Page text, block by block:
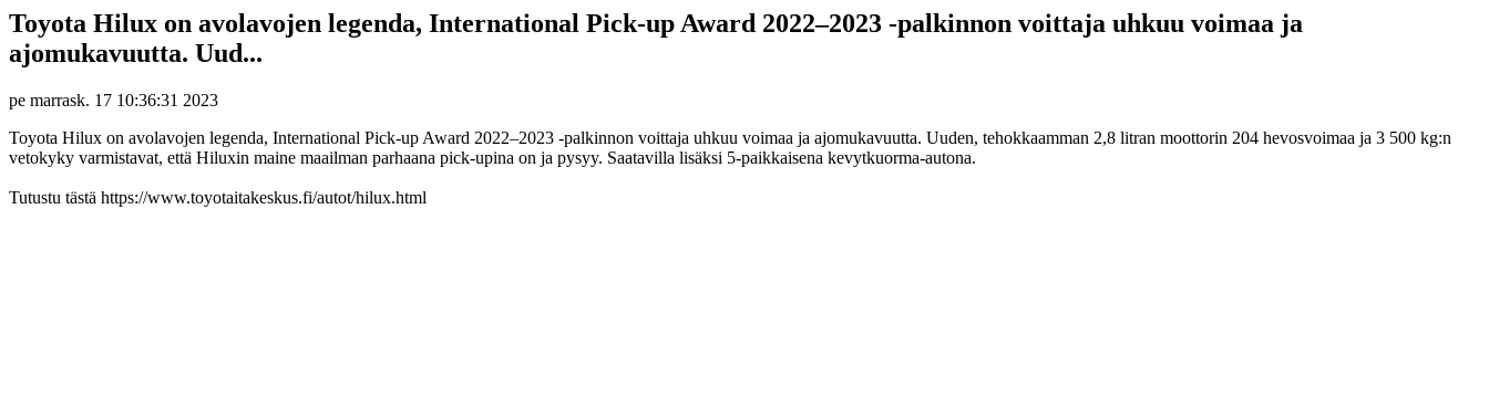
Toyota Hilux on avolavojen legenda, International Pick-up Award 2022–2023 -palkinnon voittaja uhkuu voimaa ja
ajomukavuutta. Uud...
pe marrask. 17 10:36:31 2023
Toyota Hilux on avolavojen legenda, International Pick-up Award 2022–2023 -palkinnon voittaja uhkuu voimaa ja ajomukavuutta. Uuden, tehokkaamman 2,8 litran moottorin 204 hevosvoimaa ja 3 500 kg:n
vetokyky varmistavat, että Hiluxin maine maailman parhaana pick-upina on ja pysyy. Saatavilla lisäksi 5-paikkaisena kevytkuorma-autona.
Tutustu tästä https://www.toyotaitakeskus.fi/autot/hilux.html